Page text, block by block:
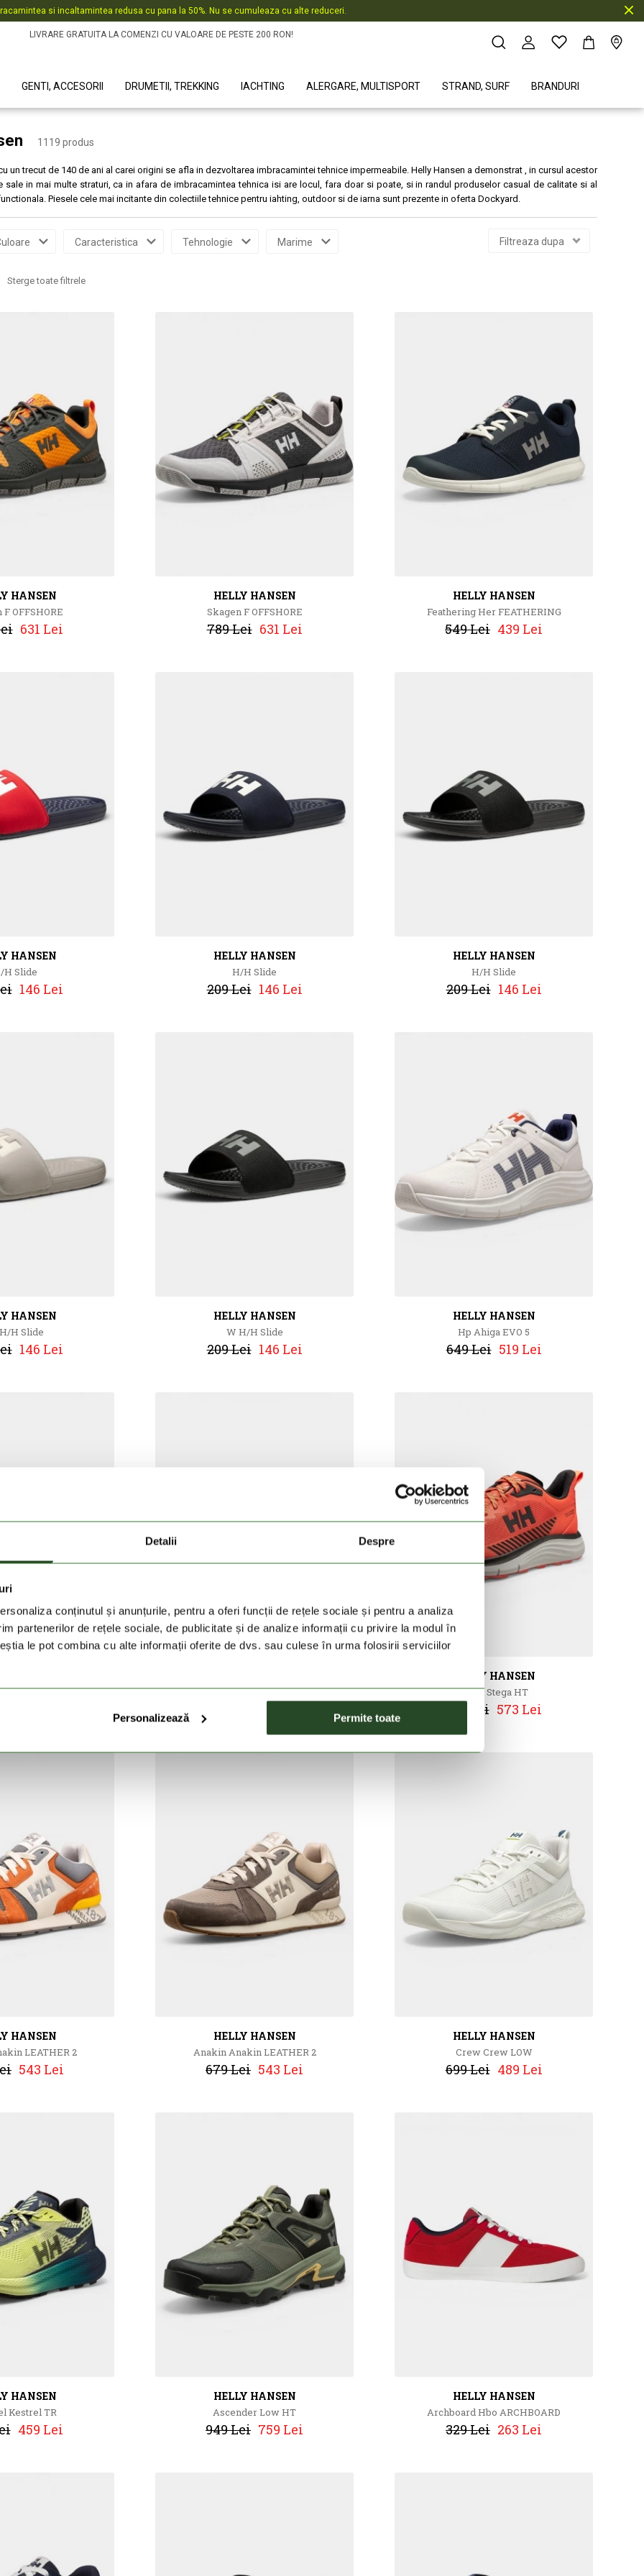
Detalii Despre
conținutul și anunțurile, pentru a oferi funcții de rețele sociale și pentru a analiza
partenerilor de rețele sociale, de publicitate și de analize informații cu privire la modul în
le pot combina cu alte informații oferite de dvs. sau culese în urma folosirii serviciilor
Personalizează Permite toate
si incaltamintea redusa cu pana la 50%. Nu se cumuleaza cu alte reduceri.
LIVRARE GRATUITA LA COMENZI CU VALOARE DE PESTE 200 RON!
GENTI, ACCESORII DRUMETII, TREKKING IACHTING ALERGARE, MULTISPORT STRAND, SURF BRANDURI
1119 produs
un trecut de 140 de ani al carei origini se afla in dezvoltarea imbracamintei tehnice impermeabile. Helly Hansen a demonstrat , in cursul acestor
sale in mai multe straturi, ca in afara de imbracamintea tehnica isi are locul, fara doar si poate, si in randul produselor casual de calitate si al
Piesele cele mai incitante din colectiile tehnice pentru iahting, outdoor si de iarna sunt prezente in oferta Dockyard.
Caracteristica Tehnologie Marime
Sterge toate filtrele
Filtreaza dupa
HANSEN
OFFSHORE
631 Lei
HELLY HANSEN
Skagen F OFFSHORE
789 Lei 631 Lei
HELLY HANSEN
Feathering Her FEATHERING
549 Lei 439 Lei
HANSEN
H Slide
146 Lei
HELLY HANSEN
H/H Slide
209 Lei 146 Lei
HELLY HANSEN
H/H Slide
209 Lei 146 Lei
HANSEN
H Slide
146 Lei
HELLY HANSEN
W H/H Slide
209 Lei 146 Lei
HELLY HANSEN
Hp Ahiga EVO 5
649 Lei 519 Lei
EVO 5 Hp Ahiga EVO 5
HELLY HANSEN
Stega Stega HT
819 Lei 573 Lei
HANSEN
LEATHER 2
543 Lei
HELLY HANSEN
Anakin Anakin LEATHER 2
679 Lei 543 Lei
HELLY HANSEN
Crew Crew LOW
699 Lei 489 Lei
HANSEN
Kestrel TR
459 Lei
HELLY HANSEN
Ascender Low HT
949 Lei 759 Lei
HELLY HANSEN
Archboard Hbo ARCHBOARD
329 Lei 263 Lei